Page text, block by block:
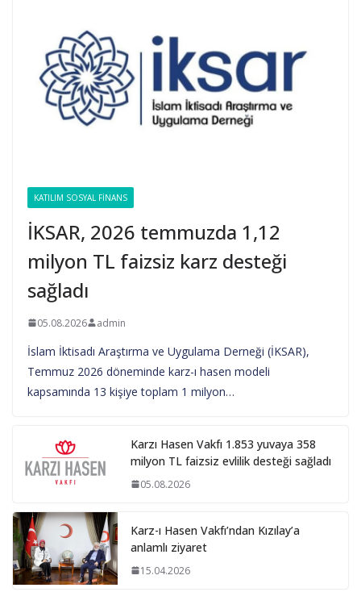
KATILIM SOSYAL FINANS
İKSAR, 2026 temmuzda 1,12
milyon TL faizsiz karz desteği
sağladı
05.08.2026 admin
İslam İktisadı Araştırma ve Uygulama Derneği (İKSAR),
Temmuz 2026 döneminde karz-ı hasen modeli
kapsamında 13 kişiye toplam 1 milyon…
Karzı Hasen Vakfı 1.853 yuvaya 358
milyon TL faizsiz evlilik desteği sağladı
05.08.2026
Karz-ı Hasen Vakfı’ndan Kızılay’a
anlamlı ziyaret
15.04.2026